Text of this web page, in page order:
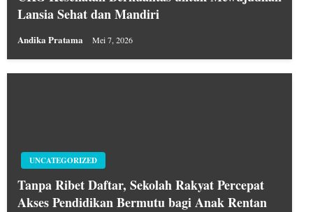
Lansia Sehat dan Mandiri
Andika Pratama Mei 7, 2026
UNCATEGORIZED
Tanpa Ribet Daftar, Sekolah Rakyat Percepat
Akses Pendidikan Bermutu bagi Anak Rentan